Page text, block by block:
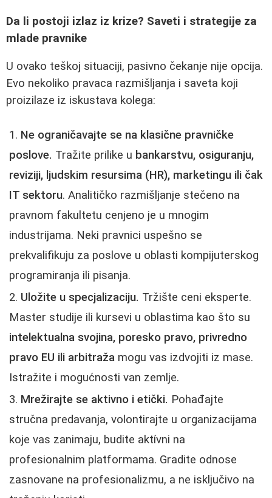
Da li postoji izlaz iz krize? Saveti i strategije za
mlade pravnike
U ovako teškoj situaciji, pasivno čekanje nije opcija.
Evo nekoliko pravaca razmišljanja i saveta koji
proizilaze iz iskustava kolega:
Ne ograničavajte se na klasične pravničke
poslove. Tražite prilike u bankarstvu, osiguranju,
reviziji, ljudskim resursima (HR), marketingu ili čak
IT sektoru. Analitičko razmišljanje stečeno na
pravnom fakultetu cenjeno je u mnogim
industrijama. Neki pravnici uspešno se
prekvalifikuju za poslove u oblasti kompijuterskog
programiranja ili pisanja.
Uložite u specjalizaciju. Tržište ceni eksperte.
Master studije ili kursevi u oblastima kao što su
intelektualna svojina, poresko pravo, privredno
pravo EU ili arbitraža mogu vas izdvojiti iz mase.
Istražite i mogućnosti van zemlje.
Mrežirajte se aktivno i etički. Pohađajte
stručna predavanja, volontirajte u organizacijama
koje vas zanimaju, budite aktívni na
profesionalnim platformama. Gradite odnose
zasnovane na profesionalizmu, a ne isključivo na